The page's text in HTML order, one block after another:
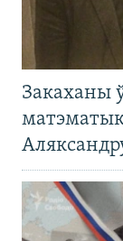
Закаханы
матэматык